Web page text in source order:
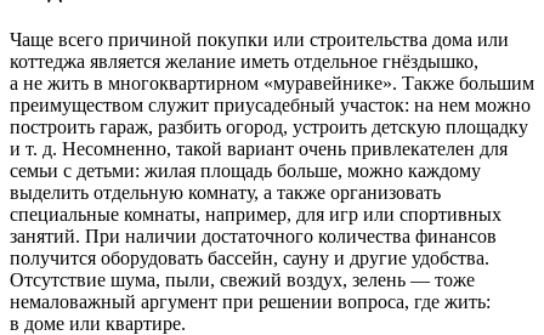
Чаще всего причиной покупки или строительства дома или
коттеджа является желание иметь отдельное гнёздышко,
а не жить в многоквартирном «муравейнике». Также большим
преимуществом служит приусадебный участок: на нем можно
построить гараж, разбить огород, устроить детскую площадку
и т. д. Несомненно, такой вариант очень привлекателен для
семьи с детьми: жилая площадь больше, можно каждому
выделить отдельную комнату, а также организовать
специальные комнаты, например, для игр или спортивных
занятий. При наличии достаточного количества финансов
получится оборудовать бассейн, сауну и другие удобства.
Отсутствие шума, пыли, свежий воздух, зелень — тоже
немаловажный аргумент при решении вопроса, где жить:
в доме или квартире.